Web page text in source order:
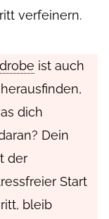
verfeinern.
ist auch
dich
Dein
der
Start
bleib